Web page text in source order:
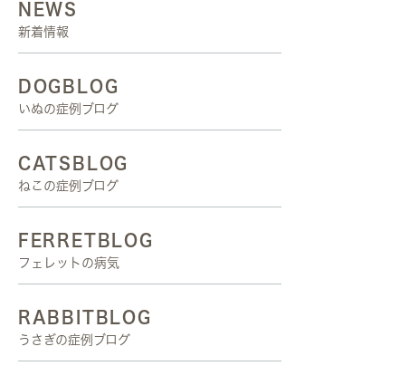
NEWS
新着情報
DOGBLOG
いぬの症例ブログ
CATSBLOG
ねこの症例ブログ
FERRETBLOG
フェレットの病気
RABBITBLOG
うさぎの症例ブログ